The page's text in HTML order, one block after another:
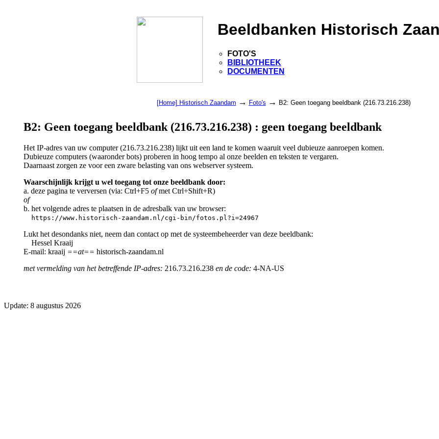
Beeldbanken Historisch
FOTO'S
BIBLIOTHEEK
DOCUMENTEN
[Home] Historisch Zaandam → Foto's → B2: Geen toegang beeldbank (216.73.216.238)
B2: Geen toegang beeldbank (216.73.216.238) : geen toegang beeldbank
Het IP-adres van uw computer (216.73.216.238) lijkt uit een land te komen waaruit veel dubieuze aanroepen komen.
Dubieuze computers (waaronder bots) proberen in hoog tempo al onze beelden en teksten te vergaren.
Daarnaast zorgen ze voor een zware belasting van ons webserver systeem.
Waarschijnlijk krijgt u wel toegang tot onze beeldbank door:
a. deze pagina te verversen (via: Ctrl+F5 ofmet Ctrl+Shift+R)
of
b. het volgende adres te plaatsen in de adresbalk van uw browser:
https://www.historisch-zaandam.nl/cgi-bin/fotos.pl?i=24967
Lukt het desondanks niet, neem dan contact op met de systeembeheerder van deze beeldbank:
Hessel Kraaij
E-mail: kraaij ==at== historisch-zaandam.nl
met vermelding van het betreffende IP-adres: 216.73.216.238 en de code: 4-NA-US
Update: 8 augustus 2026